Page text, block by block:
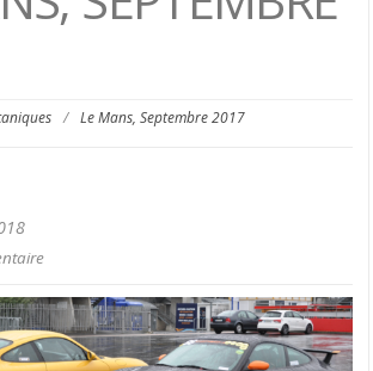
/ Le Mans, Septembre 2017